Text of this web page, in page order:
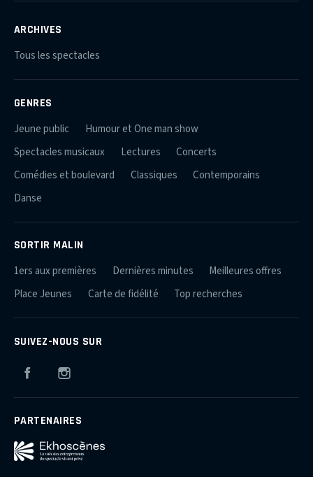
ARCHIVES
Tous les spectacles
GENRES
Jeune public
Humour et One man show
Spectacles musicaux
Lectures
Concerts
Comédies et boulevard
Classiques
Contemporains
Danse
SORTIR MALIN
1ers aux premières Dernières minutes
Meilleures offres
Place Jeunes
Carte de fidélité Top recherches
SUIVEZ-NOUS SUR
Facebook
PARTENAIRES